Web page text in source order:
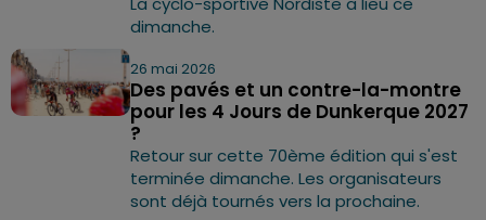
dimanche.
26 mai 2026
Des pavés et un contre-la-montre
pour les 4 Jours de Dunkerque 2027
?
Retour sur cette 70ème édition qui s'est
terminée dimanche. Les organisateurs
sont déjà tournés vers la prochaine.